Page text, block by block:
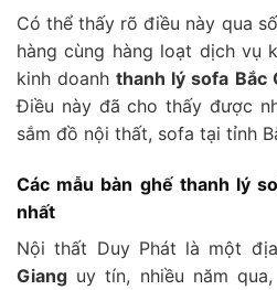
Có thể thấy rõ điều này qua
hàng cùng hàng loạt dịch vụ
kinh doanhthanh lý sofa Bắc
Điều này đã cho thấy được
sắm đồ nội thất, sofa tại tỉnh
Các mẫu bàn ghế thanh lý
nhất
Nội thất Duy Phát là một
Giang uy tín, nhiều năm